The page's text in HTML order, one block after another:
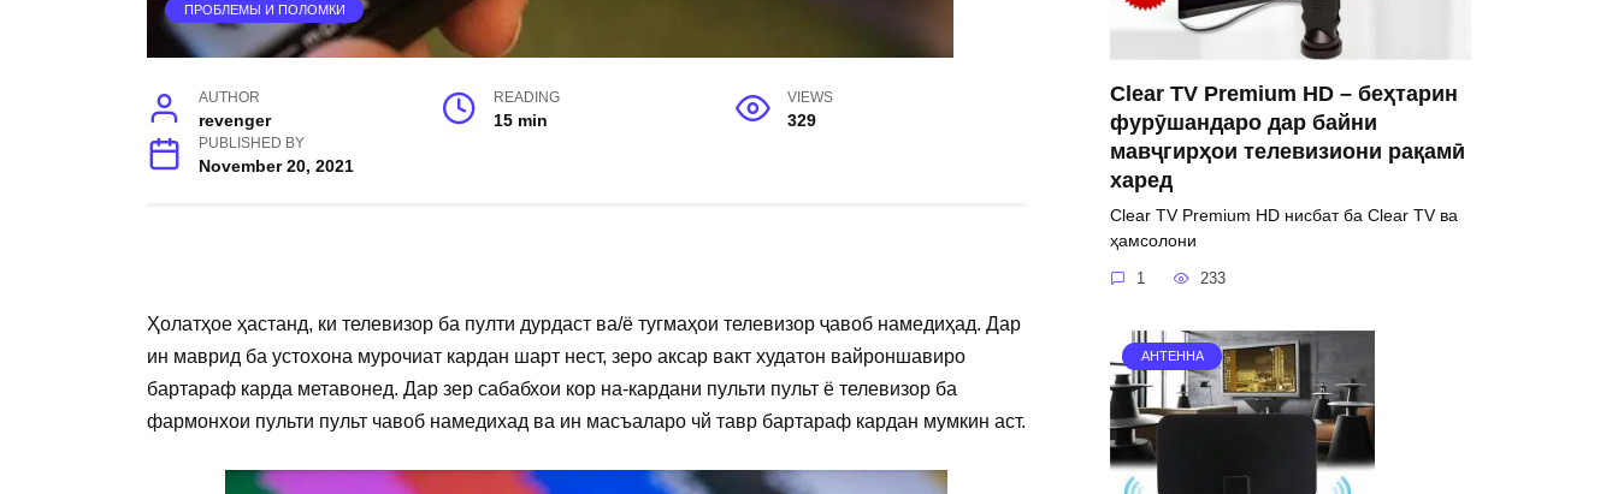
ПРОБЛЕМЫ И ПОЛОМКИ
AUTHOR
revenger
READING
15 min
VIEWS
329
PUBLISHED BY
November 20, 2021
Ҳолатҳое ҳастанд, ки телевизор ба пулти дурдаст ва/ё тугмаҳои телевизор ҷавоб намедиҳад. Дар
ин маврид ба устохона мурочиат кардан шарт нест, зеро аксар вакт худатон вайроншавиро
бартараф карда метавонед. Дар зер сабабхои кор на-кардани пульти пульт ё телевизор ба
фармонхои пульти пульт чавоб намедихад ва ин масъаларо чй тавр бартараф кардан мумкин аст.
Clear TV Premium HD – беҳтарин
фурӯшандаро дар байни
мавҷгирҳои телевизиони рақамӣ
харед
Clear TV Premium HD нисбат ба Clear TV ва
ҳамсолони
1 233
АНТЕННА